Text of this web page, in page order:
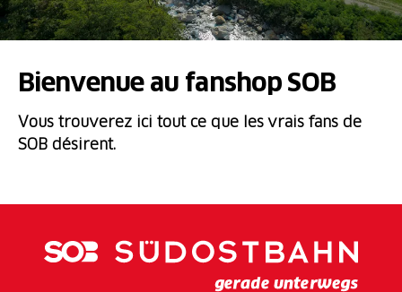
Bienvenue au fanshop SOB
Vous trouverez ici tout ce que les vrais fans de
SOB désirent.